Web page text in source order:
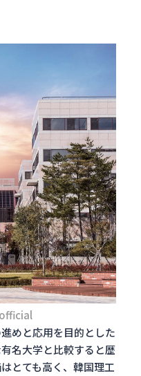
めと応用を目的とした
名大学と比較すると歴
とても高く、韓国理工